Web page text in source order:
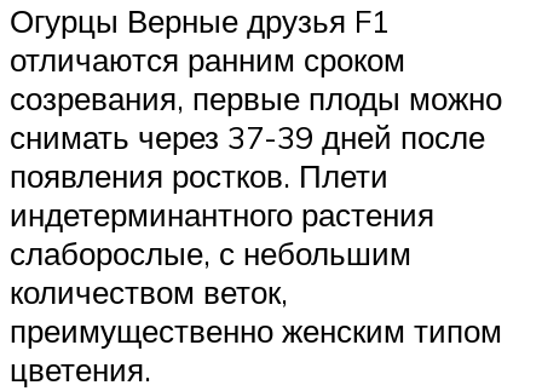
Огурцы Верные друзья F1
отличаются ранним сроком
созревания, первые плоды можно
снимать через 37-39 дней после
появления ростков. Плети
индетерминантного растения
слаборослые, с небольшим
количеством веток,
преимущественно женским типом
цветения.